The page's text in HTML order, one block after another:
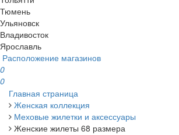
Тюмень
Ульяновск
Владивосток
Ярославль
Расположение магазинов
0
0
Главная страница
Женская коллекция
Меховые жилетки и аксессуары
Женские жилеты 68 размера